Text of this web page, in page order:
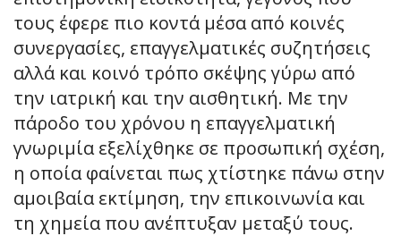
τους έφερε πιο κοντά μέσα από κοινές
συνεργασίες, επαγγελματικές συζητήσεις
αλλά και κοινό τρόπο σκέψης γύρω από
την ιατρική και την αισθητική. Με την
πάροδο του χρόνου η επαγγελματική
γνωριμία εξελίχθηκε σε προσωπική σχέση,
η οποία φαίνεται πως χτίστηκε πάνω στην
αμοιβαία εκτίμηση, την επικοινωνία και
τη χημεία που ανέπτυξαν μεταξύ τους.